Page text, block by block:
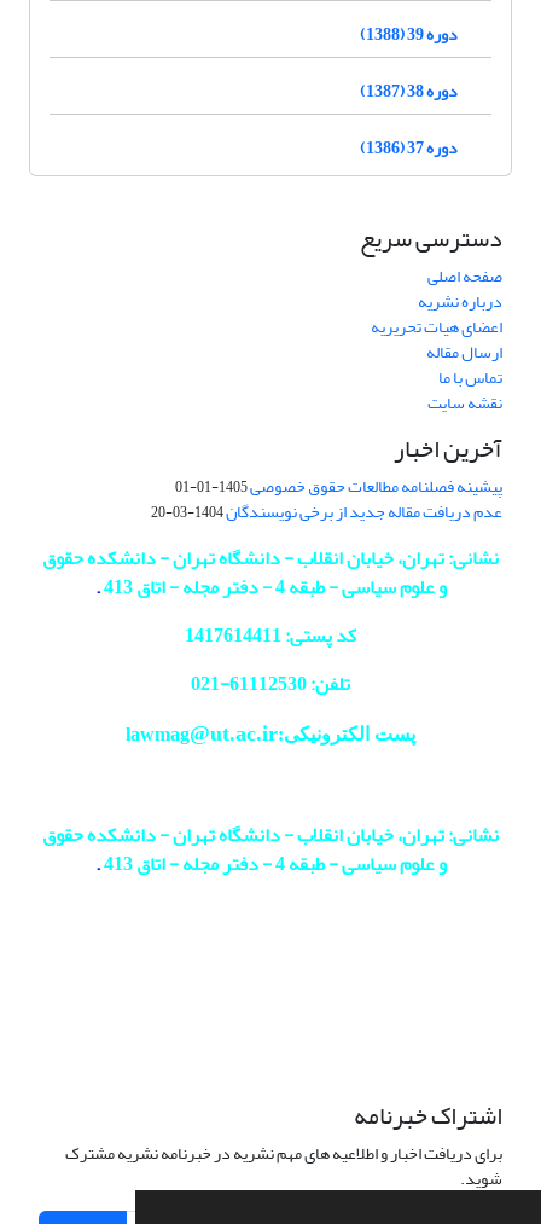
دوره 39 (1388)
دوره 38 (1387)
دوره 37 (1386)
دسترسی سریع
صفحه اصلی
درباره نشریه
اعضای هیات تحریریه
ارسال مقاله
تماس با ما
نقشه سایت
آخرین اخبار
پیشینه فصلنامه مطالعات حقوق خصوصی1405-01-01
عدم دریافت مقاله جدید از برخی نویسندگان1404-03-20
نشانی: تهران، خیابان انقلاب - دانشگاه تهران - دانشکده حقوق
و علوم سیاسی - طبقه 4 - دفتر مجله - اتاق 413
.
کد پستی: 1417614411
تلفن: 61112530-
021
پست الکترونیکی:lawmag@ut.ac.ir
نشانی: تهران، خیابان انقلاب - دانشگاه تهران - دانشکده حقوق
و علوم سیاسی - طبقه 4 - دفتر مجله - اتاق 413
.
اشتراک خبرنامه
برای دریافت اخبار و اطلاعیه های مهم نشریه در خبرنامه نشریه مشترک
شوید.